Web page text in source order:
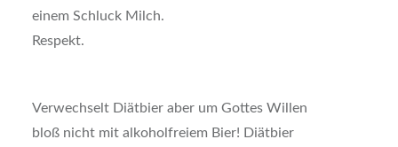
einem Schluck Milch.
Respekt.
Verwechselt Diätbier aber um Gottes Willen
bloß nicht mit alkoholfreiem Bier! Diätbier